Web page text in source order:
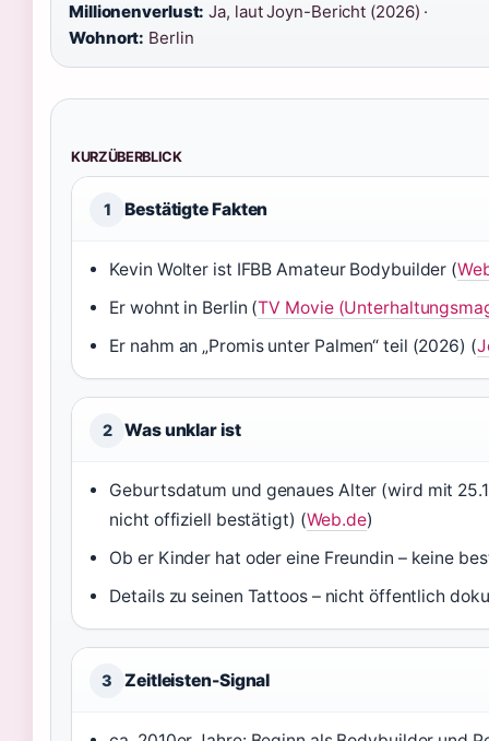
Millionenverlust: Ja, laut Joyn-Bericht (2026) ·
Wohnort: Berlin
KURZÜBERBLICK
1 Bestätigte Fakten
Kevin Wolter ist IFBB Amateur Bodybuilder (
Er wohnt in Berlin (TV Movie
Er nahm an „Promis unter Palmen“ teil (2026) (
2 Was unklar ist
Geburtsdatum und genaues Alter (wird mit
nicht offiziell bestätigt) (Web.de)
Ob er Kinder hat oder eine Freundin – keine
Details zu seinen Tattoos – nicht öffentlich
3 Zeitleisten-Signal